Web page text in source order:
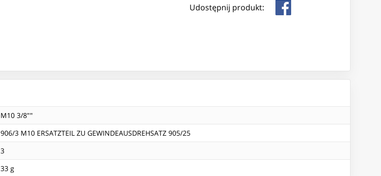
Udostępnij produkt:
M10 3/8""
906/3 M10 ERSATZTEIL ZU GEWINDEAUSDREHSATZ 905/25
3
33 g